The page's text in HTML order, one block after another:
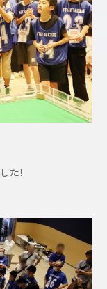
た！